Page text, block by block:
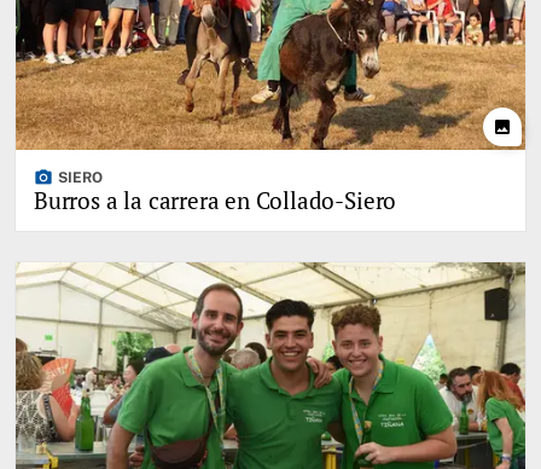
photo
photo_camera SIERO
Burros a la carrera en Collado-Siero